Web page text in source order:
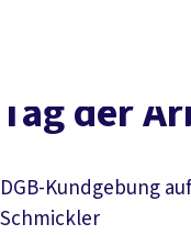
Tag der
DGB-Kundgebung
Schmickler